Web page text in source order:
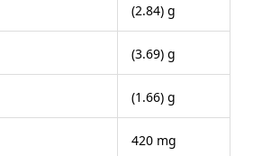
(2.84) g
(3.69) g
(1.66) g
420 mg